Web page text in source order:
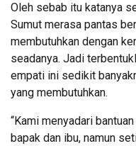
Oleh sebab itu katanya
Sumut merasa pantas
membutuhkan dengan
seadanya. Jadi
empati ini sedikit
yang membutuhkan.
“Kami menyadari
bapak dan ibu, namun